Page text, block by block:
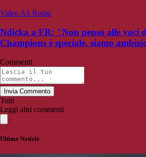
Video AS Roma
Ndicka a FR: "Non penso alle voci
Champions è speciale, siamo
Commenti
Invia Commento
Tutti
Leggi altri commenti
Ultime Notizie